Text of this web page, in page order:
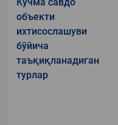
объекти
ихтисослашуви
бўйича
таъқиқланадиган
турлар